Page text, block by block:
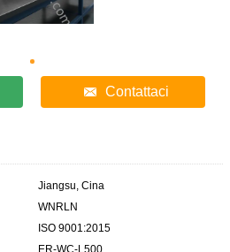
Contattaci
Jiangsu, Cina
WNRLN
ISO 9001:2015
ER-WC-L500